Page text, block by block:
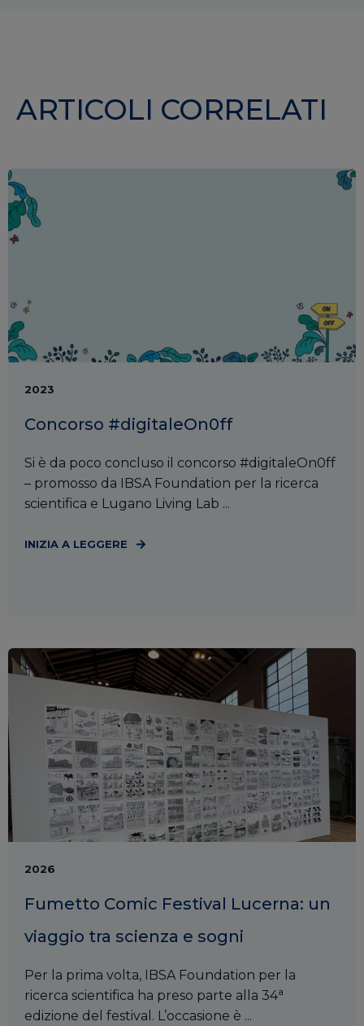
ARTICOLI CORRELATI
2023
Concorso #digitaleOn0ff
Si è da poco concluso il concorso #digitaleOn0ff
– promosso da IBSA Foundation per la ricerca
scientifica e Lugano Living Lab ...
INIZIA A LEGGERE
2026
Fumetto Comic Festival Lucerna: un
viaggio tra scienza e sogni
Per la prima volta, IBSA Foundation per la
ricerca scientifica ha preso parte alla 34ª
edizione del festival. L’occasione è ...